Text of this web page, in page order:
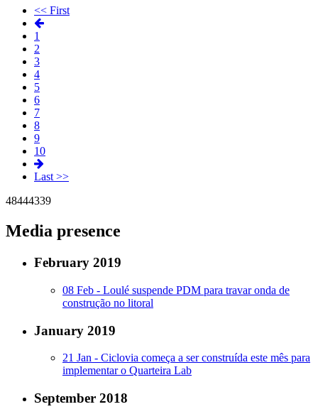
<< First
1
2
3
4
5
6
7
8
9
10
Last >>
48444339
Media presence
February 2019
08 Feb - Loulé suspende PDM para travar onda de
construção no litoral
January 2019
21 Jan - Ciclovia começa a ser construída este mês para
implementar o Quarteira Lab
September 2018